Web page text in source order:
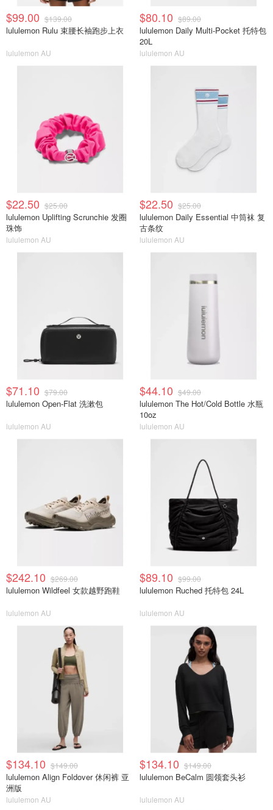
$99.00 $139.00
lululemon Rulu 束腰长袖跑步上衣
lululemon AU
$80.10 $89.00
lululemon Daily Multi-Pocket 托特包
20L
lululemon AU
$22.50 $25.00
lululemon Uplifting Scrunchie 发圈
珠饰
lululemon AU
$22.50 $25.00
lululemon Daily Essential 中筒袜 复
古条纹
lululemon AU
$71.10 $79.00
lululemon Open-Flat 洗漱包
lululemon AU
$44.10 $49.00
lululemon The Hot/Cold Bottle 水瓶
10oz
lululemon AU
$242.10 $269.00
lululemon Wildfeel 女款越野跑鞋
lululemon AU
$89.10 $99.00
lululemon Ruched 托特包 24L
lululemon AU
$134.10 $149.00
lululemon Align Foldover 休闲裤 亚
洲版
lululemon AU
$134.10 $149.00
lululemon BeCalm 圆领套头衫
lululemon AU